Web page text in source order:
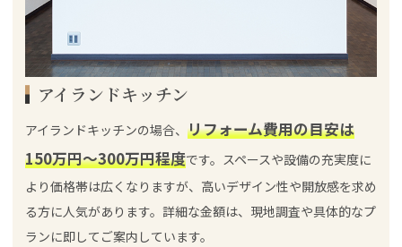
アイランドキッチン
アイランドキッチンの場合、 リフォーム費用の目安は
150万円～300万円程度です。スペースや設備の充実度に
より価格帯は広くなりますが、高いデザイン性や開放感を求め
る方に人気があります。詳細な金額は、現地調査や具体的なプ
ランに即してご案内しています。